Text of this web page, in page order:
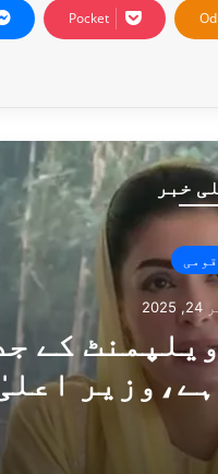
Pocket
خبر
قومی
کے